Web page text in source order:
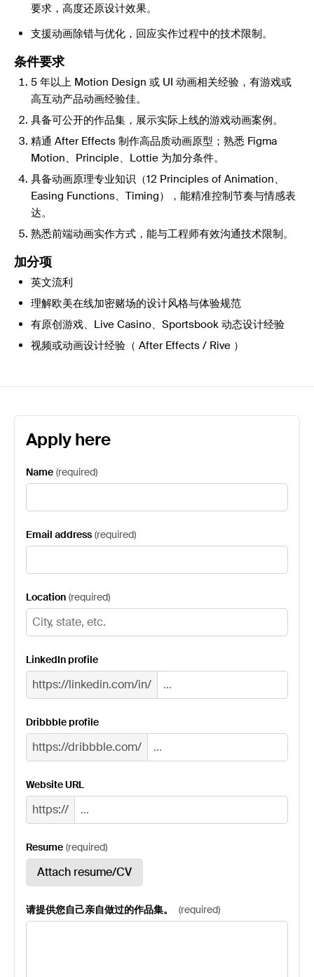
要求，高度还原设计效果。
支援动画除错与优化，回应实作过程中的技术限制。
条件要求
5 年以上 Motion Design 或 UI 动画相关经验，有游戏或
高互动产品动画经验佳。
具备可公开的作品集，展示实际上线的游戏动画案例。
精通 After Effects 制作高品质动画原型；熟悉 Figma
Motion、Principle、Lottie 为加分条件。
具备动画原理专业知识（12 Principles of Animation、
Easing Functions、Timing），能精准控制节奏与情感表
达。
熟悉前端动画实作方式，能与工程师有效沟通技术限制。
加分项
英文流利
理解欧美在线加密赌场的设计风格与体验规范
有原创游戏、Live Casino、Sportsbook 动态设计经验
视频或动画设计经验（ After Effects / Rive ）
Apply here
Name (required)
Email address (required)
Location (required)
LinkedIn profile
https://linkedin.com/in/
Dribbble profile
https://dribbble.com/
Website URL
https://
Resume (required)
Attach resume/CV
请提供您自己亲自做过的作品集。 (required)